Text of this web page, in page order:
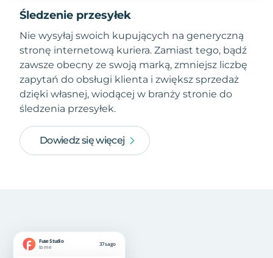
Śledzenie przesyłek
Nie wysyłaj swoich kupujących na generyczną
stronę internetową kuriera. Zamiast tego, bądź
zawsze obecny ze swoją marką, zmniejsz liczbę
zapytań do obsługi klienta i zwiększ sprzedaż
dzięki własnej, wiodącej w branży stronie do
śledzenia przesyłek.
Dowiedz się więcej